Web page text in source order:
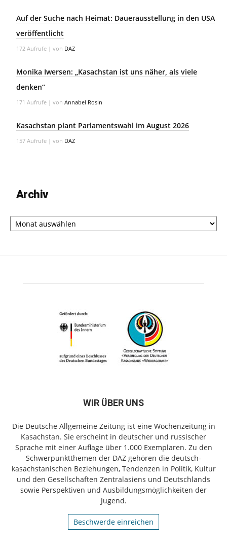
Auf der Suche nach Heimat: Dauerausstellung in den USA
veröffentlicht
172 Aufrufe | von DAZ
Monika Iwersen: „Kasachstan ist uns näher, als viele
denken“
171 Aufrufe | von Annabel Rosin
Kasachstan plant Parlamentswahl im August 2026
157 Aufrufe | von DAZ
Archiv
Archiv
WIR ÜBER UNS
Die Deutsche Allgemeine Zeitung ist eine Wochenzeitung in
Kasachstan. Sie erscheint in deutscher und russischer
Sprache mit einer Auflage über 1.000 Exemplaren. Zu den
Schwerpunktthemen der DAZ gehören die deutsch-
kasachstanischen Beziehungen, Tendenzen in Politik, Kultur
und den Gesellschaften Zentralasiens und Deutschlands
sowie Perspektiven und Ausbildungsmöglichkeiten der
Jugend.
Beschwerde einreichen